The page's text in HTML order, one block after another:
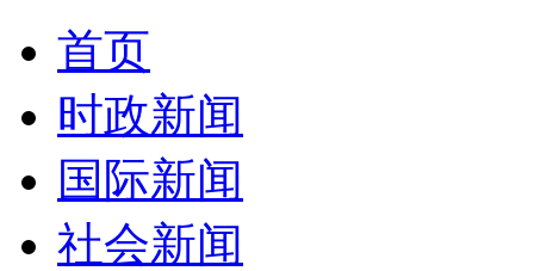
首页
时政新闻
国际新闻
社会新闻